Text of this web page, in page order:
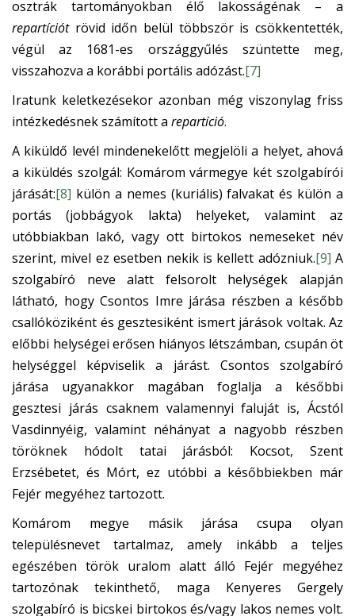
osztrák tartományokban élő lakosságénak – a
repartíciótrövid időn belül többször is csökkentették,
végül az 1681-es országgyűlés szüntette meg,
visszahozva a korábbi portális adózást.[7]
Iratunk keletkezésekor azonban még viszonylag friss
intézkedésnek számított a repartíció.
A kiküldő levél mindenekelőtt megjelöli a helyet, ahová
a kiküldés szolgál: Komárom vármegye két szolgabírói
járását:[8] külön a nemes (kuriális) falvakat és külön a
portás (jobbágyok lakta) helyeket, valamint az
utóbbiakban lakó, vagy ott birtokos nemeseket név
szerint, mivel ez esetben nekik is kellett adózniuk.[9] A
szolgabíró neve alatt felsorolt helységek alapján
látható, hogy Csontos Imre járása részben a később
csallóköziként és gesztesiként ismert járások voltak. Az
előbbi helységei erősen hiányos létszámban, csupán öt
helységgel képviselik a járást. Csontos szolgabíró
járása ugyanakkor magában foglalja a későbbi
gesztesi járás csaknem valamennyi faluját is, Ácstól
Vasdinnyéig, valamint néhányat a nagyobb részben
töröknek hódolt tatai járásból: Kocsot, Szent
Erzsébetet, és Mórt, ez utóbbi a későbbiekben már
Fejér megyéhez tartozott.
Komárom megye másik járása csupa olyan
településnevet tartalmaz, amely ­inkább a teljes
egészében török uralom alatt álló Fejér megyéhez
tartozónak tekinthető, maga Kenyeres Gergely
szolgabíró is bicskei birtokos és/vagy lakos nemes volt.